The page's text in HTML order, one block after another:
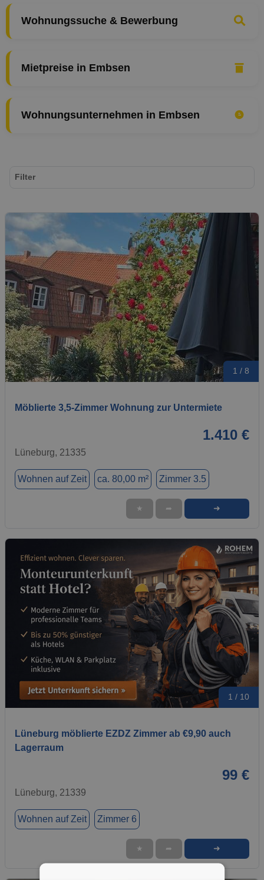
Wohnungssuche & Bewerbung
Mietpreise in Embsen
Wohnungsunternehmen in Embsen
1 / 8
Möblierte 3,5-Zimmer Wohnung zur Untermiete
1.410 €
Lüneburg, 21335
Wohnen auf Zeit ca. 80,00 m² Zimmer 3.5
★ ➦ ➜
1 / 10
Lüneburg möblierte EZDZ Zimmer ab €9,90 auch
Lagerraum
99 €
Lüneburg, 21339
Wohnen auf Zeit Zimmer 6
★ ➦ ➜
Filter